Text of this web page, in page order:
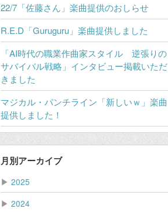
22/7「佐藤さん」楽曲提供のおしらせ
R.E.D「Guruguru」楽曲提供しました
「AI時代の職業作曲家スタイル 逆張りの
サバイバル戦略」インタビュー掲載いただ
きました
マジカル・パンチライン「新しいｗ」楽曲
提供しました！
月別アーカイブ
▶ 2025
▶ 2024